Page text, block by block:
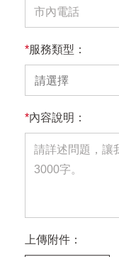
*服務類型：
請選擇
*內容說明：
上傳附件：